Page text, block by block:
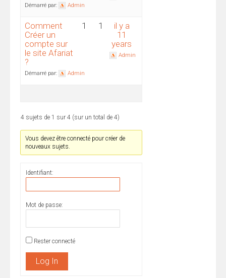
Démarré par: Admin
Comment
Créer un
compte sur
le site Afariat
?
Démarré par: Admin
1 1
il y a
11
years
Admin
4 sujets de 1 sur 4 (sur un total de 4)
Vous devez être connecté pour créer de
nouveaux sujets.
Identifiant:
Mot de passe:
Rester connecté
Log In